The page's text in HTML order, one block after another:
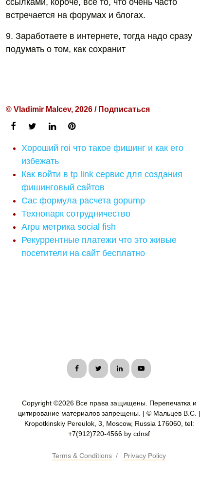
ссылками, короче, всё то, что очень часто
встречается на форумах и блогах.
9. Заработаете в интернете, тогда надо сразу
подумать о том, как сохранит
© Vladimir Malcev, 2026 / Подписаться
Хороший roi что такое фишинг и как его
избежать
Как войти в tp link сервис для создания
фишинговый сайтов
Cac формула расчета gopump
Технопарк сотрудничество
Arpu метрика social fish
Рекуррентные платежи что это живые
посетители на сайт бесплатно
Copyright ©2026 Все права защищены. Перепечатка и
цитирование материалов запрещены. | © Мальцев В.С. |
Kropotkinskiy Pereulok, 3, Moscow, Russia 176060, tel:
+7(912)720-4566 by cdnsf
Terms & Conditions / Privacy Policy